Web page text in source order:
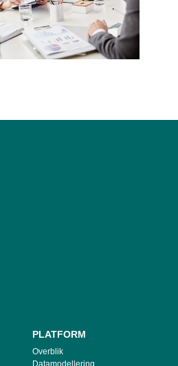
PLATFORM
Overblik
Datamodellering